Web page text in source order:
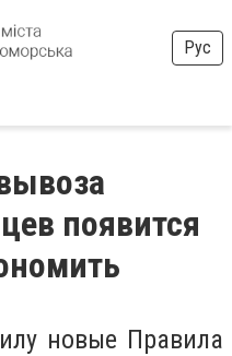
Рус
появится
новые Правила